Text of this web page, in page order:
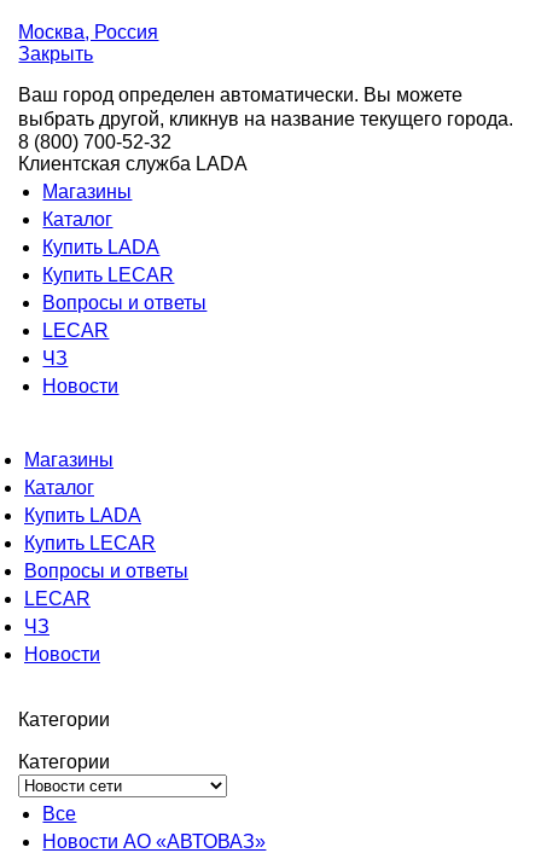
Москва, Россия
Закрыть
Ваш город определен автоматически. Вы можете
выбрать другой, кликнув на название текущего города.
8 (800) 700-52-32
Клиентская служба LADA
Магазины
Каталог
Купить LADA
Купить LECAR
Вопросы и ответы
LECAR
ЧЗ
Новости
Магазины
Каталог
Купить LADA
Купить LECAR
Вопросы и ответы
LECAR
ЧЗ
Новости
Категории
Категории
Все
Новости АО «АВТОВАЗ»